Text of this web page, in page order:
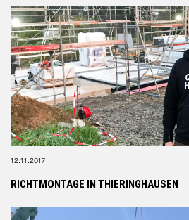
UNTERNEHMEN
KONTAKT
12.11.2017
RICHTMONTAGE IN THIERINGHAUSEN